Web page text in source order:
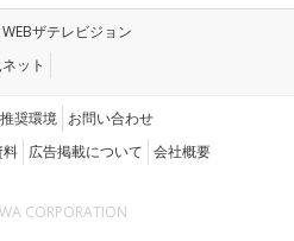
WEBザテレビジョン
ット
推奨環境 お問い合わせ
料 広告掲載について 会社概要
CORPORATION